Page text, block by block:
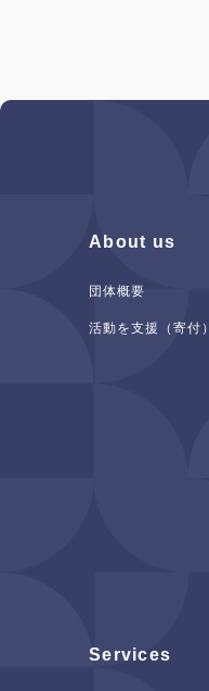
About us
団体概要
活動を支援（寄付）
Services